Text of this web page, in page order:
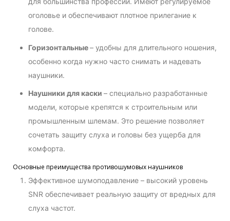
оголовье и обеспечивают плотное прилегание к
голове.
Горизонтальные– удобны для длительного ношения,
особенно когда нужно часто снимать и надевать
наушники.
Наушники для каски – специально разработанные
модели, которые крепятся к строительным или
промышленным шлемам. Это решение позволяет
сочетать защиту слуха и головы без ущерба для
комфорта.
Основные преимущества противошумовых наушников
Эффективное шумоподавление – высокий уровень
SNR обеспечивает реальную защиту от вредных для
слуха частот.